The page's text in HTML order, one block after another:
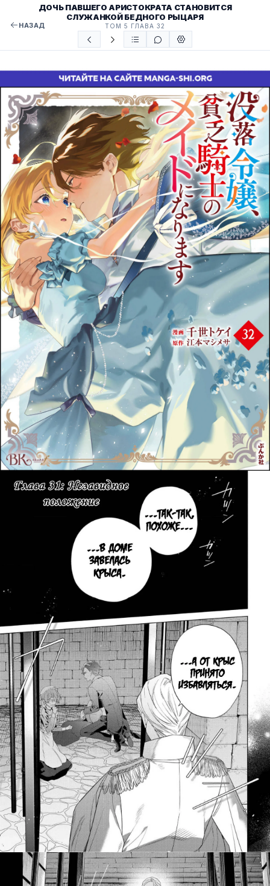
НАЗАД
ДОЧЬ ПАВШЕГО АРИСТОКРАТА СТАНОВИТСЯ
СЛУЖАНКОЙ БЕДНОГО РЫЦАРЯ
ТОМ 5 ГЛАВА 32